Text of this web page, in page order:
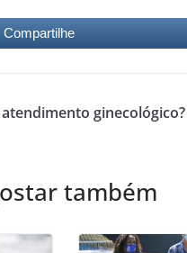
Compartilhe
ginecológico?
também